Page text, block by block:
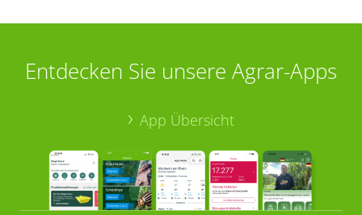
Entdecken Sie unsere Agrar-Apps
App Übersicht